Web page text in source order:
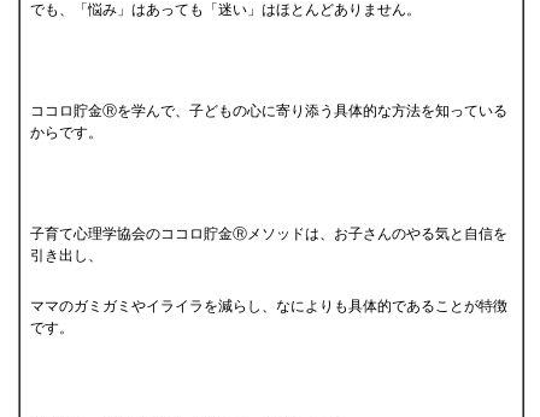
でも、「悩み」はあっても「迷い」はほとんどありません。
ココロ貯金Ⓡを学んで、子どもの心に寄り添う具体的な方法を知っている
からです。
子育て心理学協会のココロ貯金Ⓡメソッドは、お子さんのやる気と自信を
引き出し、
ママのガミガミやイライラを減らし、なによりも具体的であることが特徴
です。